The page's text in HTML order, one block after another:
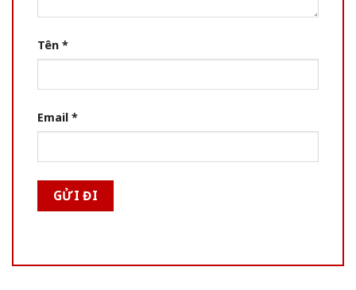
Tên *
Email *